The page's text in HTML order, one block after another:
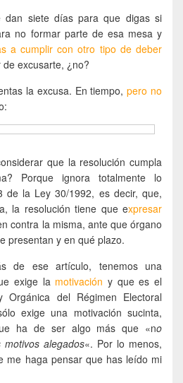
dan siete días para que digas si
no formar parte de esa mesa y
a cumplir con otro tipo de deber
excusarte, ¿no?
la excusa. En tiempo,pero no
que la resolución cumpla
Porque ignora totalmente lo
de la Ley 30/1992, es decir, que,
la resolución tiene que expresar
contra la misma, ante que órgano
presentan y en qué plazo.
de ese artículo, tenemos una
exige la motivación y que es el
del Régimen Electoral
exige una motivación sucinta,
ha de ser algo más que «no
motivos alegados«. Por lo menos,
me haga pensar que has leído mi